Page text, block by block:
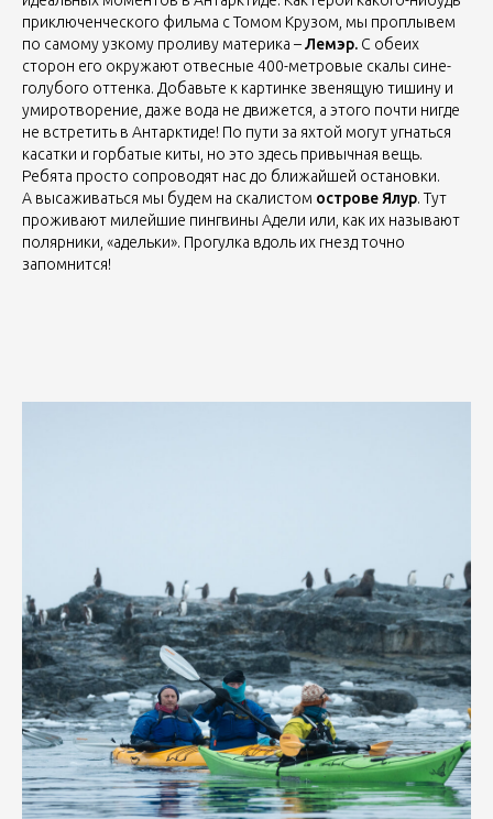
приключенческого фильма с Томом Крузом, мы проплывем
по самому узкому проливу материка –Лемэр. С обеих
сторон его окружают отвесные 400-метровые скалы сине-
голубого оттенка. Добавьте к картинке звенящую тишину и
умиротворение, даже вода не движется, а этого почти нигде
не встретить в Антарктиде! По пути за яхтой могут угнаться
касатки и горбатые киты, но это здесь привычная вещь.
Ребята просто сопроводят нас до ближайшей остановки.
А высаживаться мы будем на скалистом острове Ялур. Тут
проживают милейшие пингвины Адели или, как их называют
полярники, «адельки». Прогулка вдоль их гнезд точно
запомнится!